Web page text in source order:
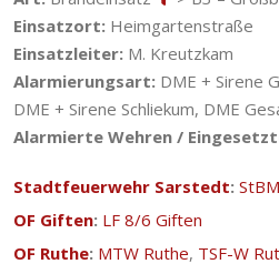
Einsatzort: Heimgartenstraße
Einsatzleiter: M. Kreutzkam
Alarmierungsart: DME + Sirene
DME + Sirene Schliekum, DME
Alarmierte Wehren /
Stadtfeuerwehr Sarstedt:
OF Giften: LF 8/6 Giften
OF Ruthe: MTW Ruthe, TSF-W